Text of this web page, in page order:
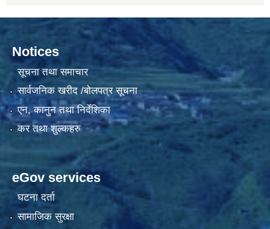
Notices
सूचना तथा समाचार
सार्वजनिक खरीद /बोलपत्र सूचना
एन, कानुन तथा निर्देशिका
कर तथा शुल्कहरु
eGov services
घटना दर्ता
सामाजिक सुरक्षा